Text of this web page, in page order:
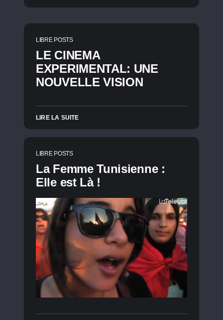
LIBRE POSTS
LE CINEMA
EXPERIMENTAL: UNE
NOUVELLE VISION
LIRE LA SUITE
LIBRE POSTS
La Femme Tunisienne :
Elle est Là !